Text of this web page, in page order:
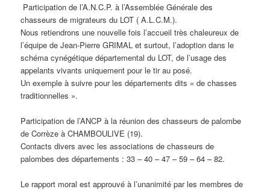
Participation de l’A.N.C.P. à l’Assemblée Générale des
chasseurs de migrateurs du LOT ( A.L.C.M.).
Nous retiendrons une nouvelle fois l’accueil très chaleureux de
l’équipe de Jean-Pierre GRIMAL et surtout, l’adoption dans le
schéma cynégétique départemental du LOT, de l’usage des
appelants vivants uniquement pour le tir au posé.
Un exemple à suivre pour les départements dits « de chasses
traditionnelles ».
Participation de l’ANCP à la réunion des chasseurs de palombe
de Corrèze à CHAMBOULIVE (19).
Contacts divers avec les associations de chasseurs de
palombes des départements : 33 – 40 – 47 – 59 – 64 – 82.
Le rapport moral est approuvé à l’unanimité par les membres de